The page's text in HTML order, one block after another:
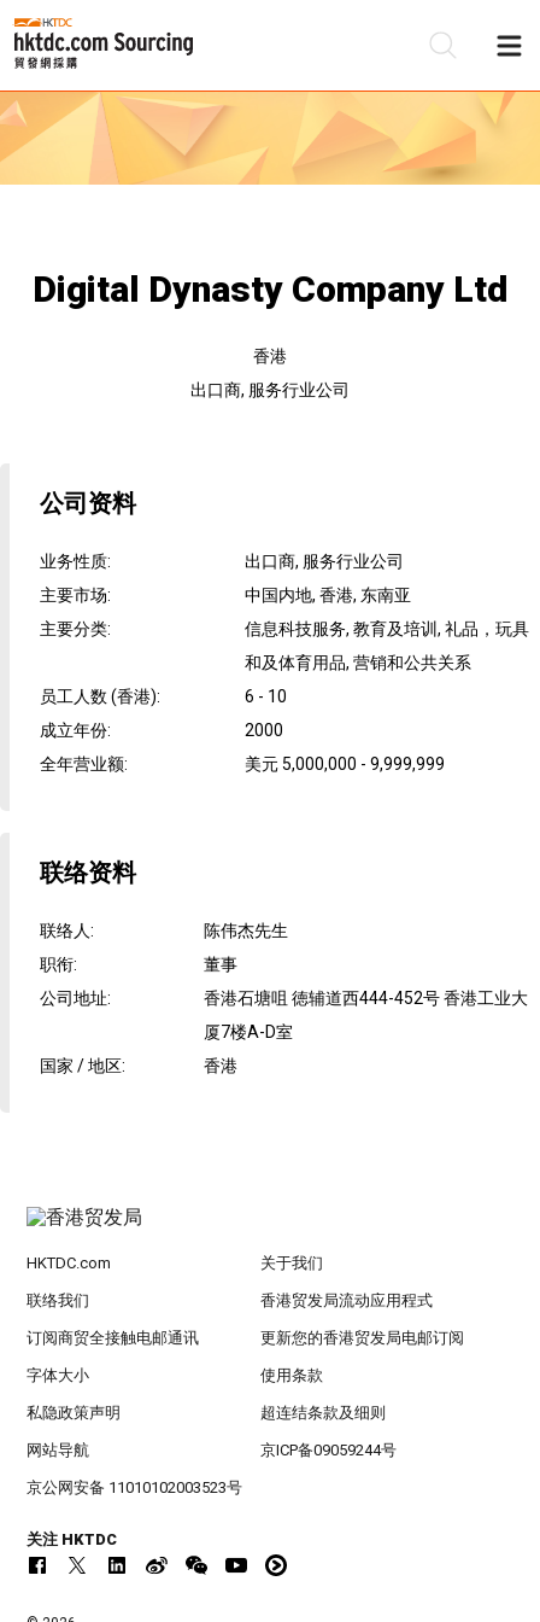
Digital Dynasty Company Ltd
香港
出口商, 服务行业公司
公司资料
业务性质:
出口商, 服务行业公司
主要市场:
中国内地, 香港, 东南亚
主要分类:
信息科技服务, 教育及培训, 礼品，玩具
和及体育用品, 营销和公共关系
员工人数 (香港):
6 - 10
成立年份:
2000
全年营业额: 美元 5,000,000 - 9,999,999
联络资料
联络人:
陈伟杰先生
职衔:
董事
公司地址:
香港石塘咀 徳辅道西444-452号 香港工业大
厦7楼A-D室
国家 / 地区: 香港
HKTDC.com 关于我们
联络我们 香港贸发局流动应用程式
订阅商贸全接触电邮通讯 更新您的香港贸发局电邮订阅
字体大小 使用条款
私隐政策声明 超连结条款及细则
网站导航 京ICP备09059244号
京公网安备 11010102003523号
关注 HKTDC